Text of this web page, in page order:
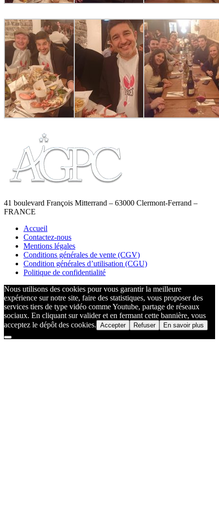
41 boulevard François Mitterrand – 63000 Clermont-Ferrand –
FRANCE
Accueil
Contactez-nous
Mentions légales
Conditions générales de vente (CGV)
Condition générales d’utilisation (CGU)
Politique de confidentialité
Nous utilisons des cookies pour vous garantir la meilleure
expérience sur notre site, faire des statistiques, vous proposer des
services tiers de type vidéo comme Youtube, partage de réseaux
sociaux. En cliquant sur valider et en fermant cette bannière, vous
acceptez le dépôt des cookies. Accepter Refuser En savoir plus